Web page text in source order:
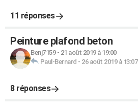
11 réponses
Peinture plafond beton
Benj7159- 21 août 2019 à 19:00
Paul-Bernard - 26 août 2019 à 13:07
8 réponses